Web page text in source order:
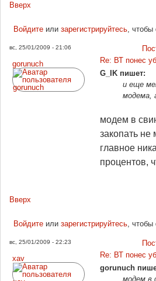
Вверх
Войдитеили зарегистрируйтесь, чтобы
вс, 25/01/2009 - 21:06
gorunuch
Re: ВТ понес
G_IK пишет:
и еще
модема,
модем в
закопать не
главное
процентов,
Вверх
Войдитеили зарегистрируйтесь, чтобы
вс, 25/01/2009 - 22:23
xav
Re: ВТ понес
gorunuch
модем в